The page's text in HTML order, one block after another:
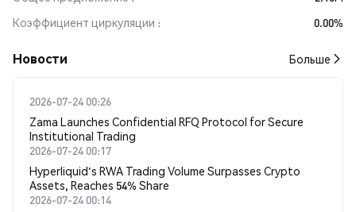
Коэффициент циркуляции
0.00%
Новости Больше
2026-07-24 00:26
Zama Launches Confidential RFQ Protocol for Secure
Institutional Trading
2026-07-24 00:17
Hyperliquid's RWA Trading Volume Surpasses Crypto
Assets, Reaches 54% Share
2026-07-24 00:14